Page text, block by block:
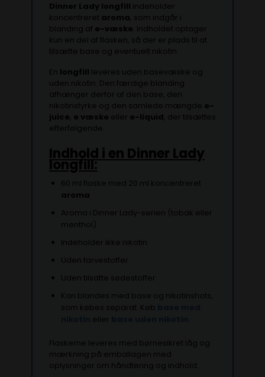
Dinner Lady longfill indeholder
koncentreret aroma , som indgår i
blanding af e-væske . Indholdet optager
kun en del af flasken, så der er plads til at
tilsætte base og eventuelt nikotin.
En longfill leveres uden basevæske og
uden nikotin. Den færdige blanding
afhænger derfor af den base, den
nikotinstyrke og den samlede mængde e-
juice e væske eller e-liquid , der tilsættes
efterfølgende.
Indhold i en Dinner Lady
longfill:
60 ml flaske med 20 ml koncentreret
aroma
Aroma i Dinner Lady-serien (tobak eller
menthol)
Indeholder ikke nikotin
Uden farvestoffer
Uden tilsatte sødestoffer
Kan blandes med base og nikotinshots,
som købes separat. Køb
eller
Flaskerne leveres med børnesikret låg og
mærkning på emballagen med
oplysninger om håndtering og indhold.